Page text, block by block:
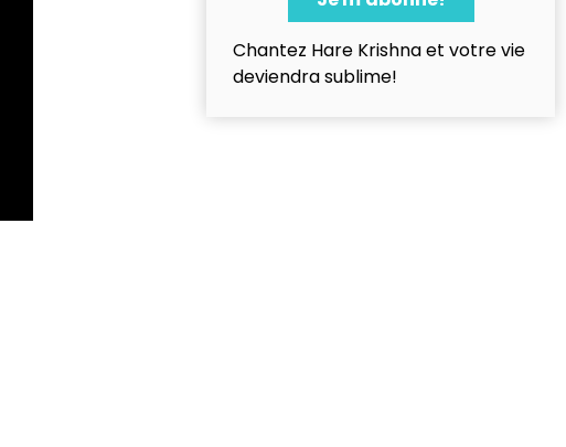
Chantez Hare Krishna et votre vie
deviendra sublime!